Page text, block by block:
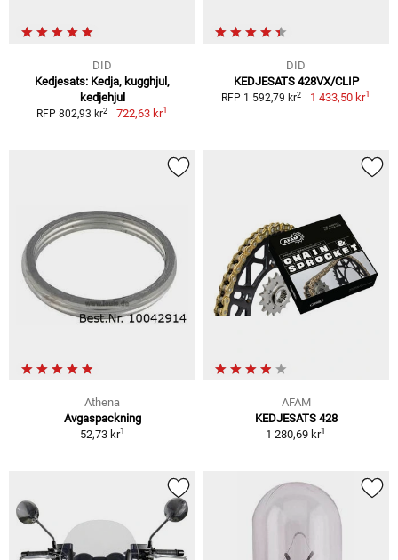
DID
Kedjesats: Kedja, kugghjul,
kedjehjul
RFP 802,93 kr2 722,63 kr1
DID
KEDJESATS 428VX/CLIP
RFP 1 592,79 kr2 1 433,50 kr1
Athena
Avgaspackning
52,73 kr1
AFAM
KEDJESATS 428
1 280,69 kr1